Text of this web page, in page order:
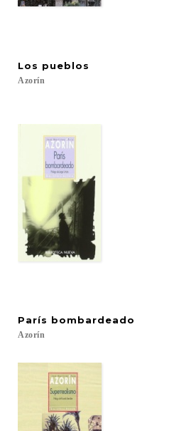
Los pueblos
Azorín
París bombardeado
Azorín